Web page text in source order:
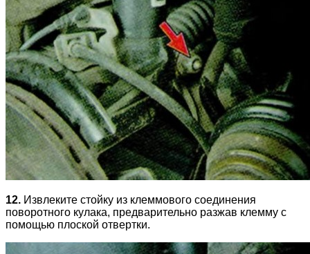
12. Извлеките стойку из клеммового соединения
поворотного кулака, предварительно разжав клемму с
помощью плоской отвертки.